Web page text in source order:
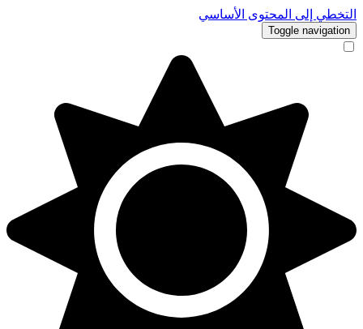
التخطي إلى المحتوى الأساسي
Toggle navigation